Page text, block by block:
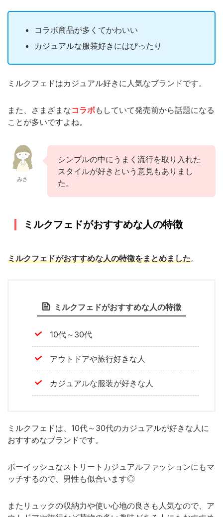
コラボ商品が多くてかわいい
カジュアルな服装好きにはぴったり
ミルクフェドはカジュアル好きに人気なブランドです。
また、さまざまなコラボもしていて発売前から話題になる
ことが多いですよね。
みさ
シンプルの中にうまく流行を取り入れた
スタイルが好きという意見もありまし
た。
ミルクフェドがおすすめな人の特徴
ミルクフェドがおすすめな人の特徴をまとめました。
ミルクフェドがおすすめな人の特徴
10代～30代
アウトドアや旅行好きな人
カジュアルな服装が好きな人
ミルクフェドは、10代～30代のカジュアルが好きな人に
おすすめなブランドです。
ボーイッシュなストリートカジュアルファッションにもマ
ッチするので、男性も似合います◎
またリュックの収納力や使い心地の良さも人気なので、ア